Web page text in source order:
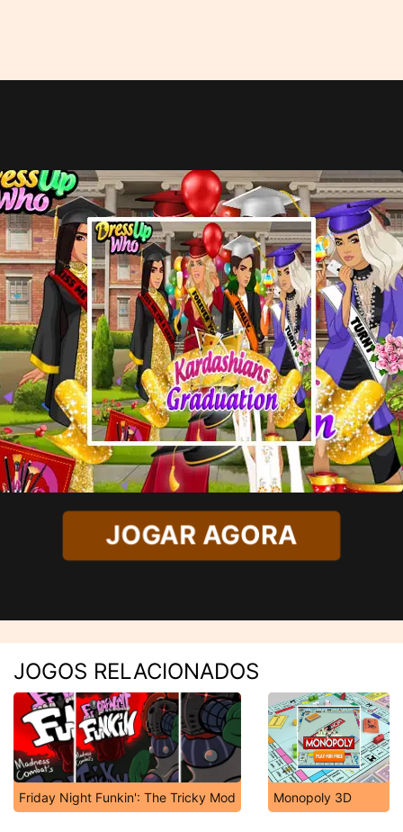
JOGAR AGORA
JOGOS RELACIONADOS
Friday Night Funkin': The Tricky Mod Monopoly 3D